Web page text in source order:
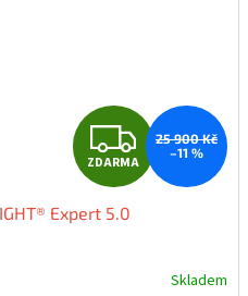
Z
D
ZDARMA
25 900 Kč
–11 %
Expert 5.0
Skladem